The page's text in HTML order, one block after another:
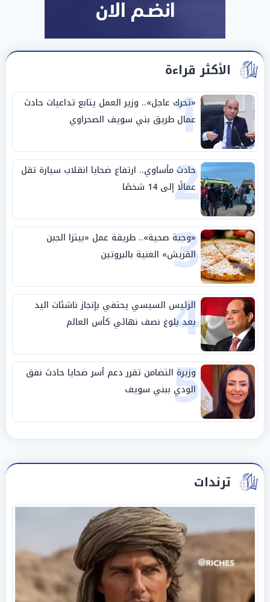
الأكثر قراءة
1
«تحرك عاجل».. وزير العمل يتابع تداعيات حادث
عمال طريق بني سويف الصحراوي
2
حادث مأساوي.. ارتفاع ضحايا انقلاب سيارة تقل
عمالًا إلى 14 شخصًا
3
«وجبة صحية».. طريقة عمل «بيتزا الجبن
القريش» الغنية بالبروتين
4
الرئيس السيسي يحتفي بإنجاز ناشئات اليد
بعد بلوغ نصف نهائي كأس العالم
5
وزيرة التضامن تقرر دعم أسر ضحايا حادث نفق
الودي ببني سويف
ترندات